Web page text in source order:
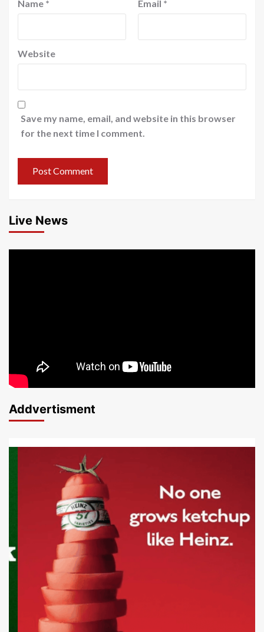
Name * Email *
Website
Save my name, email, and website in this browser
for the next time I comment.
Live News
Addvertisment